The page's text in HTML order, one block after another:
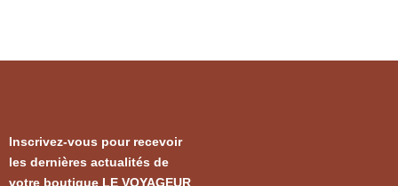
Inscrivez-vous pour recevoir
les dernières actualités de
votre boutique LE VOYAGEUR